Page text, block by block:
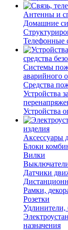
Антенны и
Домашние
Телефонные
средства
Системы
аварийного
Средства
Устройства
Устройства
изделия
Аксессуары
Блоки
Вилки
Датчики
Рамки,
Розетки
Удлинители,
назначения